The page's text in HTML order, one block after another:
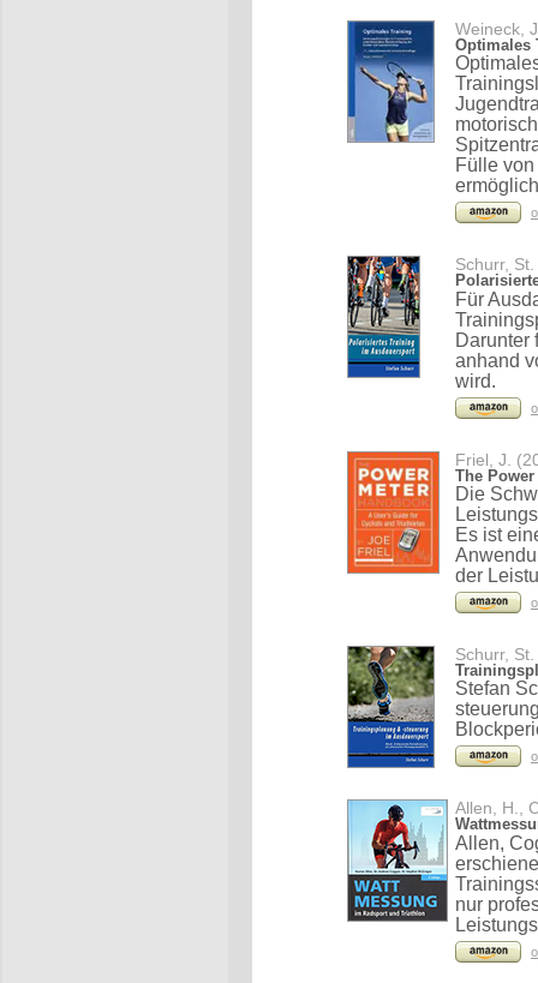
Weineck,
Optimales
Fülle
Schurr,
Für
Darunter
anhand
wird.
Friel, J.
The
Die
Es ist
der
Schurr,
Stefan
Allen, H.,
Allen,
nur